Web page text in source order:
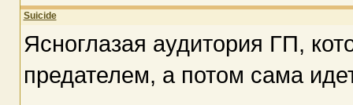
Suicide
Ясноглазая аудитория ГП,
предателем, а потом сама